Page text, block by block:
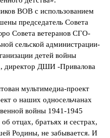
ВОВ с использованием
председатель Совета
Совета ветеранов СГО-
сельской администрации-
детей войны
директор ДШИ -Привалова
мультимедиа-проект
о наших односельчанах
войны 1941-1945
отцах, братьях и сестрах,
Родины, не забывается. И